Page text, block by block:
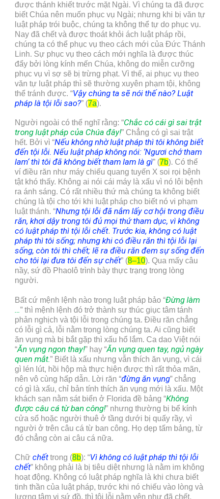
được thánh khiết trước mặt Ngài. Vì chúng ta đã được
biết Chúa nên muốn phục vụ Ngài; nhưng khi bị văn tự
luật pháp trói buộc, chúng ta không thể tự do phục vụ.
Nay đã chết và được thoát khỏi ách luật pháp rồi,
chúng ta có thể phục vụ theo cách mới của Đức Thánh
Linh. Sự phục vụ theo cách mới nghĩa là được thúc
đẩy bởi lòng kính mến Chúa, không do miễn cưỡng
phục vụ vì sợ sẽ bị trừng phạt. Vì thế, ai phục vụ theo
văn tự luật pháp thì sẽ thường xuyên phạm tội, không
thể tránh được. “Vậy chúng ta sẽ nói thếnào? Luật
pháp là tội lỗi sao?” (7a).
Người ngoài có thể nghĩ rằng: “Chắc có cái gì sai trật
trong luật pháp của Chúa đây!” Chẳng có gì sai trật
hết. Bởi vì “Nếu không nhờ luật pháp thì tôi không biết
đến tội lỗi. Nếu luật pháp không nói: ‘Ngươi chớ tham
lam‘thì tôi đã không biết tham lam là gì” (7b). Có thể
ví điều răn như máy chiếu quang tuyến X soi rọi bệnh
tật khó thấy. Không ai nói cái máy là xấu vì nó lôi bệnh
ra ánh sáng. Có rất nhiều thứ mà chúng ta không biết
chúng là tội cho tới khi luật pháp cho biết nó vi phạm
luật thánh. “Nhưng tội lỗi đã nắm lấy cơ hội trong điều
răn, khơi dậy trong tôi đủ mọi thứ tham dục, vì không
có luật pháp thì tội lỗi chết. Trước kia, không có luật
pháp thì tôi sống; nhưng khi có điều răn thì tội lỗi lại
sống, còn tôi thì chết; lẽ ra điều răn đem sự sống đến
cho tôi lại đưa tôi đến sự chết” (8–10). Qua mấy câu
nầy, sứ đồ Phaolô trình bày thực trạng trong lòng
người.
Bất cứ mệnh lệnh nào trong luật pháp bảo “Đừng làm
…” thì mệnh lệnh đó trở thành sự thúc giục tâm tánh
phản nghịch và tội lỗi trong chúng ta. Điều răn chẳng
có lỗi gì cả, lỗi nằm trong lòng chúng ta. Ai cũng biết
ăn vụng mà bị bắt gặp thì xấu hổ lắm. Ca dao Việt nói
“Ăn vụng ngon thay!” hay “Ăn vụng quen tay, ngủ ngày
quen mắt.” Biết là xấu nhưng vẫn thích ăn vụng, vì cái
gì lén lút, hồi hộp mà thực hiện được thì rất thỏa mãn,
nên vô cùng hấp dẫn. Lời răn “đừng ăn vụng” chẳng
có gì là xấu, chỉ bản tính thích ăn vụng mới là xấu. Một
khách sạn nằm sát biển ở Florida đề bảng “Không
được câu cá từ ban công!” nhưng thường bị bể kính
cửa sổ hoặc người thuê ở tầng dưới bị quấy rầy, vì
người ở trên câu cá từ ban công. Họ dẹp tấm bảng, từ
đó chẳng còn ai câu cá nữa.
Chữ chếttrong (8b): “Vì không có luật pháp thì tội lỗi
chết” không phải là bị tiêu diệt nhưng là nằm im không
hoạt động. Không có luật pháp nghĩa là khi chưa biết
tinh thần của luật pháp, trước khi nó chiếu vào lòng và
lương tâm vị sứ đồ, thì tội lỗi nằm yên như đã chết.